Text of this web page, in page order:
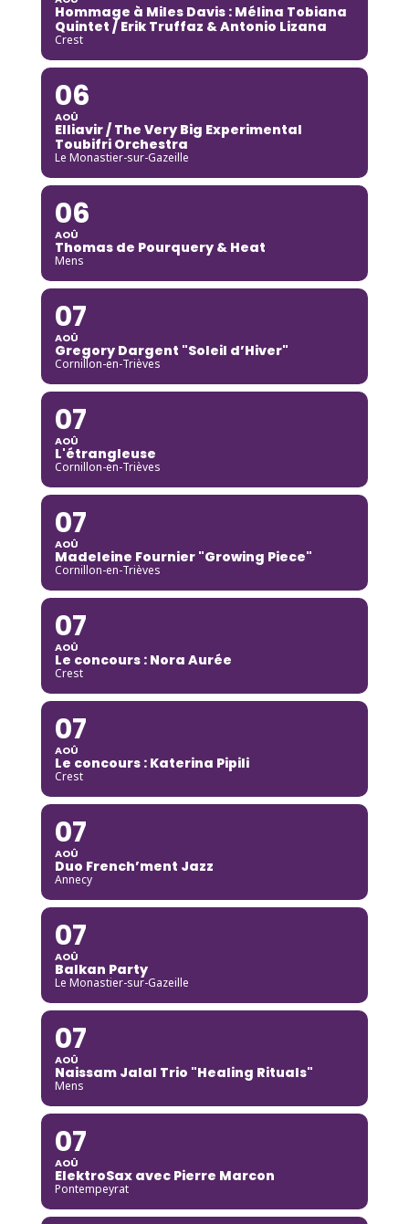
Hommage à Miles Davis : Mélina Tobiana
Quintet / Erik Truffaz & Antonio Lizana
Crest
06
AOÛ
Elliavir / The Very Big Experimental
Toubifri Orchestra
Le Monastier-sur-Gazeille
06
AOÛ
Thomas de Pourquery & Heat
Mens
07
AOÛ
Gregory Dargent "Soleil d’Hiver"
Cornillon-en-Trièves
07
AOÛ
L'étrangleuse
Cornillon-en-Trièves
07
AOÛ
Madeleine Fournier "Growing Piece"
Cornillon-en-Trièves
07
AOÛ
Le concours : Nora Aurée
Crest
07
AOÛ
Le concours : Katerina Pipili
Crest
07
AOÛ
Duo French’ment Jazz
Annecy
07
AOÛ
Balkan Party
Le Monastier-sur-Gazeille
07
AOÛ
Naissam Jalal Trio "Healing Rituals"
Mens
07
AOÛ
ElektroSax avec Pierre Marcon
Pontempeyrat